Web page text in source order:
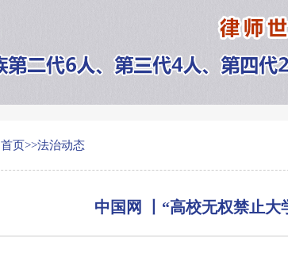
首页>>法治动态
中国网 丨“高校无权禁止